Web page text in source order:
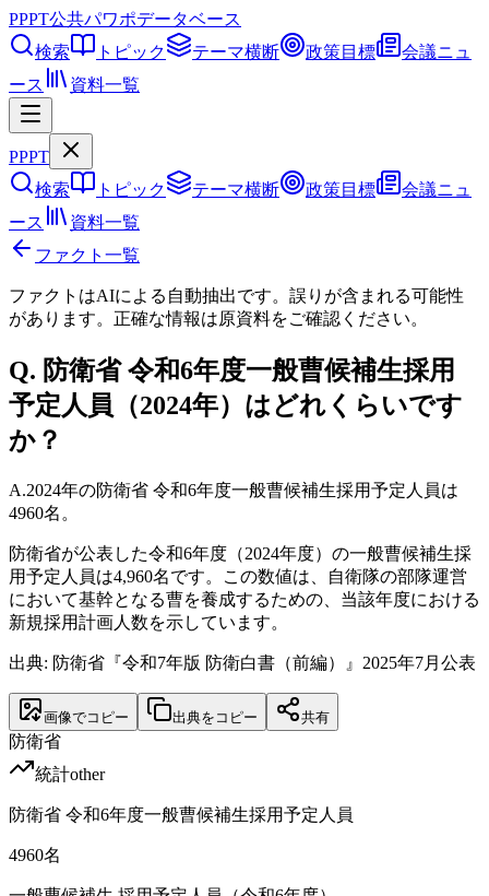
PPPT公共パワポデータベース
検索
トピック テーマ横断 政策目標
会議ニュ
ース
資料一覧
PPPT
検索
トピック テーマ横断 政策目標
会議ニュ
ース
資料一覧
ファクト一覧
ファクトはAIによる自動抽出です。誤りが含まれる可能性
があります。正確な情報は原資料をご確認ください。
Q. 防衛省 令和6年度一般曹候補生採用
予定人員（2024年）はどれくらいです
か？
A.2024年の防衛省 令和6年度一般曹候補生採用予定人員は
4960名。
防衛省が公表した令和6年度（2024年度）の一般曹候補生採
用予定人員は4,960名です。この数値は、自衛隊の部隊運営
において基幹となる曹を養成するための、当該年度における
新規採用計画人数を示しています。
出典: 防衛省『令和7年版 防衛白書（前編）』2025年7月公表
画像でコピー 出典をコピー 共有
防衛省
統計other
防衛省 令和6年度一般曹候補生採用予定人員
4960名